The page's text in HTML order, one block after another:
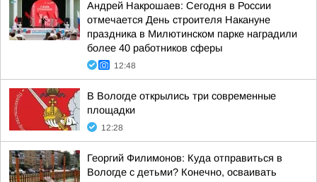
Андрей Накрошаев: Сегодня в России
отмечается День строителя Накануне
праздника в Милютинском парке наградили
более 40 работников сферы
12:48
В Вологде открылись три современные
площадки
12:28
Георгий Филимонов: Куда отправиться в
Вологде с детьми? Конечно, осваивать